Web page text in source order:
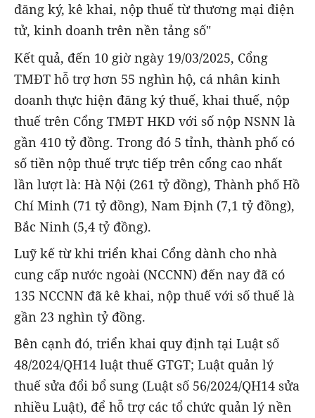
đăng ký, kê khai, nộp thuế từ thương mại điện
tử, kinh doanh trên nền tảng số"
Kết quả, đến 10 giờ ngày 19/03/2025, Cổng
TMĐT hỗ trợ hơn 55 nghìn hộ, cá nhân kinh
doanh thực hiện đăng ký thuế, khai thuế, nộp
thuế trên Cổng TMĐT HKD với số nộp NSNN là
gần 410 tỷ đồng. Trong đó 5 tỉnh, thành phố có
số tiền nộp thuế trực tiếp trên cổng cao nhất
lần lượt là: Hà Nội (261 tỷ đồng), Thành phố Hồ
Chí Minh (71 tỷ đồng), Nam Định (7,1 tỷ đồng),
Bắc Ninh (5,4 tỷ đồng).
Luỹ kế từ khi triển khai Cổng dành cho nhà
cung cấp nước ngoài (NCCNN) đến nay đã có
135 NCCNN đã kê khai, nộp thuế với số thuế là
gần 23 nghìn tỷ đồng.
Bên cạnh đó, triển khai quy định tại Luật số
48/2024/QH14 luật thuế GTGT; Luật quản lý
thuế sửa đổi bổ sung (Luật số 56/2024/QH14 sửa
nhiều Luật), để hỗ trợ các tổ chức quản lý nền